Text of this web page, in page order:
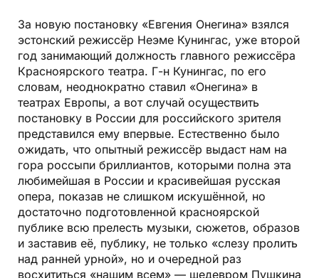
За новую постановку «Евгения Онегина» взялся
эстонский режиссёр Неэме Кунингас, уже второй
год занимающий должность главного режиссёра
Красноярского театра. Г-н Кунингас, по его
словам, неоднократно ставил «Онегина» в
театрах Европы, а вот случай осуществить
постановку в России для российского зрителя
представился ему впервые. Естественно было
ожидать, что опытный режиссёр выдаст нам на
гора россыпи бриллиантов, которыми полна эта
любимейшая в России и красивейшая русская
опера, показав не слишком искушённой, но
достаточно подготовленной красноярской
публике всю прелесть музыки, сюжетов, образов
и заставив её, публику, не только «слезу пролить
над ранней урной», но и очередной раз
восхититься «нашим всем» — шедевром Пушкина